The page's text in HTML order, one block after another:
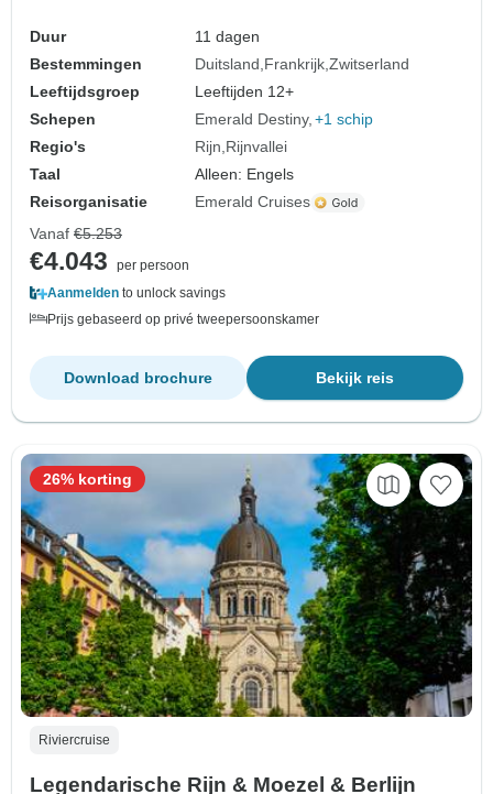
Duur
11 dagen
Bestemmingen
Duitsland Frankrijk Zwitserland
Leeftijdsgroep
Leeftijden 12+
Schepen
Emerald Destiny +1 schip
Regio's
Rijn Rijnvallei
Taal
Alleen: Engels
Reisorganisatie
Emerald Cruises
Vanaf €5.253
€4.043
per persoon
Aanmelden to unlock savings
Prijs gebaseerd op privé tweepersoonskamer
Bekijk reis
Download brochure
Riviercruise
Legendarische Rijn & Moezel & Berlijn
26% korting